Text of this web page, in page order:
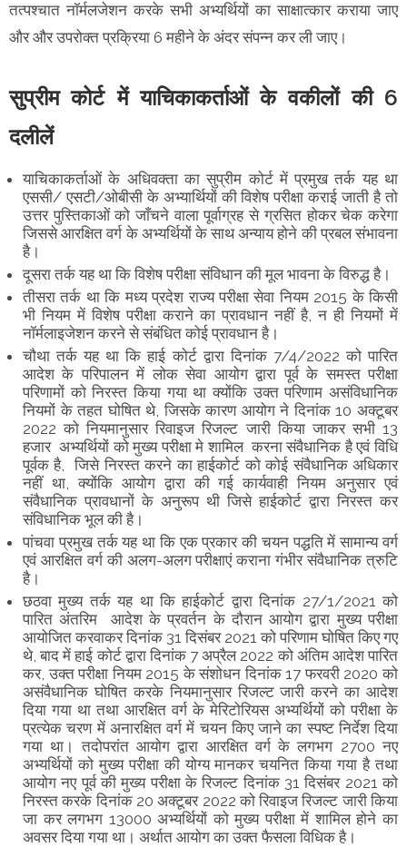
तत्पश्चात नॉर्मलजेशन करके सभी अभ्यर्थियों का साक्षात्कार कराया जाए
और और उपरोक्त प्रक्रिया 6 महीने के अंदर संपन्न कर ली जाए।
सुप्रीम कोर्ट में याचिकाकर्ताओं के वकीलों की 6
दलीलें
याचिकाकर्ताओं के अधिवक्ता का सुप्रीम कोर्ट में प्रमुख तर्क यह था
एससी/ एसटी/ओबीसी के अभ्यार्थियों की विशेष परीक्षा कराई जाती है तो
उत्तर पुस्तिकाओं को जाँचने वाला पूर्वाग्रह से ग्रसित होकर चेक करेगा
जिससे आरक्षित वर्ग के अभ्यर्थियों के साथ अन्याय होने की प्रबल संभावना
है।
दूसरा तर्क यह था कि विशेष परीक्षा संविधान की मूल भावना के विरुद्ध है।
तीसरा तर्क था कि मध्य प्रदेश राज्य परीक्षा सेवा नियम 2015 के किसी
भी नियम में विशेष परीक्षा कराने का प्रावधान नहीं है, न ही नियमों में
नॉर्मलाइजेशन करने से संबंधित कोई प्रावधान है।
चौथा तर्क यह था कि हाई कोर्ट द्वारा दिनांक 7/4/2022 को पारित
आदेश के परिपालन में लोक सेवा आयोग द्वारा पूर्व के समस्त परीक्षा
परिणामों को निरस्त किया गया था क्योंकि उक्त परिणाम असंविधानिक
नियमों के तहत घोषित थे, जिसके कारण आयोग ने दिनांक 10 अक्टूबर
2022 को नियमानुसार रिवाइज रिजल्ट जारी किया जाकर सभी 13
हजार अभ्यर्थियों को मुख्य परीक्षा मे शामिल करना संवैधानिक है एवं विधि
पूर्वक है, जिसे निरस्त करने का हाईकोर्ट को कोई संवैधानिक अधिकार
नहीं था, क्योंकि आयोग द्वारा की गई कार्यवाही नियम अनुसार एवं
संवैधानिक प्रावधानों के अनुरूप थी जिसे हाईकोर्ट द्वारा निरस्त कर
संविधानिक भूल की है।
पांचवा प्रमुख तर्क यह था कि एक प्रकार की चयन पद्धति में सामान्य वर्ग
एवं आरक्षित वर्ग की अलग-अलग परीक्षाएं कराना गंभीर संवैधानिक त्रुटि
है।
छठवा मुख्य तर्क यह था कि हाईकोर्ट द्वारा दिनांक 27/1/2021 को
पारित अंतरिम आदेश के प्रवर्तन के दौरान आयोग द्वारा मुख्य परीक्षा
आयोजित करवाकर दिनांक 31 दिसंबर 2021 को परिणाम घोषित किए गए
थे, बाद में हाई कोर्ट द्वारा दिनांक 7 अप्रैल 2022 को अंतिम आदेश पारित
कर, उक्त परीक्षा नियम 2015 के संशोधन दिनांक 17 फरवरी 2020 को
असंवैधानिक घोषित करके नियमानुसार रिजल्ट जारी करने का आदेश
दिया गया था तथा आरक्षित वर्ग के मेरिटोरियस अभ्यर्थियों को परीक्षा के
प्रत्येक चरण में अनारक्षित वर्ग में चयन किए जाने का स्पष्ट निर्देश दिया
गया था। तदोपरांत आयोग द्वारा आरक्षित वर्ग के लगभग 2700 नए
अभ्यर्थियों को मुख्य परीक्षा की योग्य मानकर चयनित किया गया है तथा
आयोग नए पूर्व की मुख्य परीक्षा के रिजल्ट दिनांक 31 दिसंबर 2021 को
निरस्त करके दिनांक 20 अक्टूबर 2022 को रिवाइज रिजल्ट जारी किया
जा कर लगभग 13000 अभ्यर्थियों को मुख्य परीक्षा में शामिल होने का
अवसर दिया गया था। अर्थात आयोग का उक्त फैसला विधिक है।